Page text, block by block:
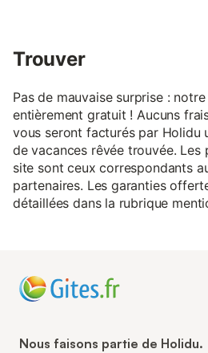
Trouver
Pas de mauvaise surprise :
entièrement gratuit ! Aucuns
vous seront facturés par Holidu
de vacances rêvée trouvée.
site sont ceux correspondants
partenaires. Les garanties
détaillées dans la rubrique
Nous faisons partie de Holidu.